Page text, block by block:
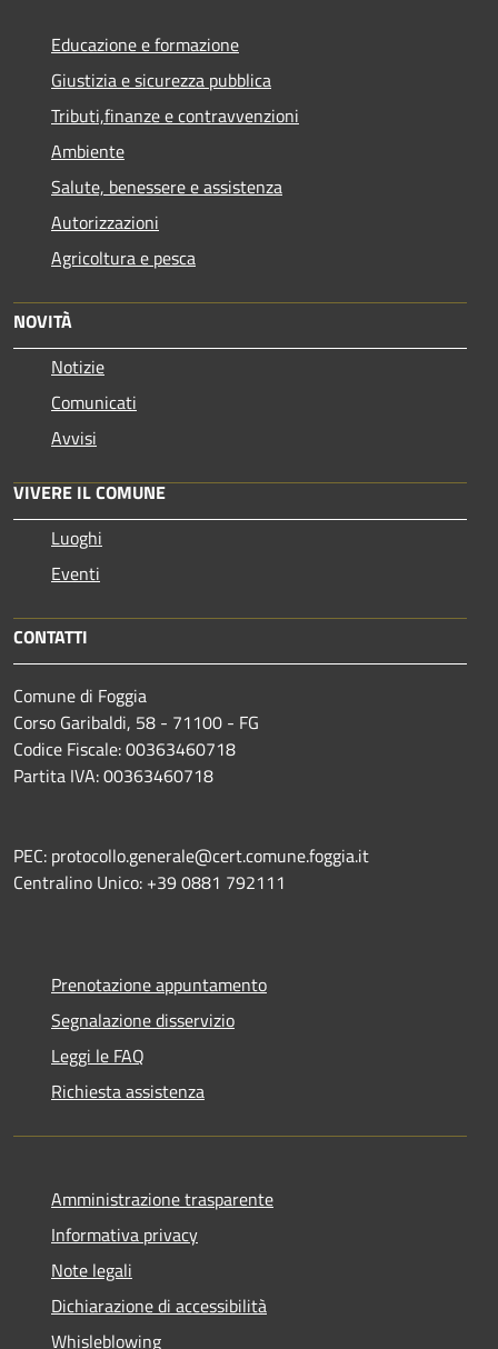
Educazione e formazione
Giustizia e sicurezza pubblica
Tributi,finanze e contravvenzioni
Ambiente
Salute, benessere e assistenza
Autorizzazioni
Agricoltura e pesca
NOVITÀ
Notizie
Comunicati
Avvisi
VIVERE IL COMUNE
Luoghi
Eventi
CONTATTI
Comune di Foggia
Corso Garibaldi, 58 - 71100 - FG
Codice Fiscale: 00363460718
Partita IVA: 00363460718
PEC: protocollo.generale@cert.comune.foggia.it
Centralino Unico: +39 0881 792111
Prenotazione appuntamento
Segnalazione disservizio
Leggi le FAQ
Richiesta assistenza
Amministrazione trasparente
Informativa privacy
Note legali
Dichiarazione di accessibilità
Whisleblowing